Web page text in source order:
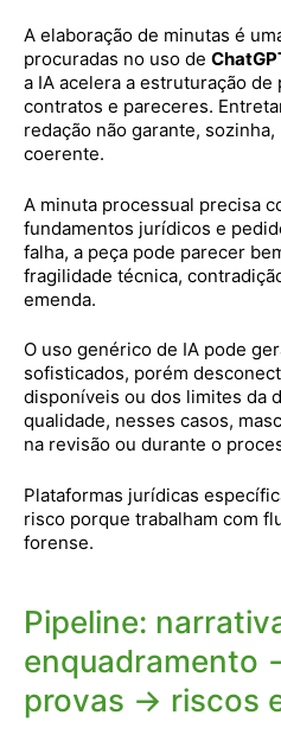
A elaboração de minutas é
procuradas no uso de
a IA acelera a estruturação
contratos e pareceres.
redação não garante,
coerente.
A minuta processual precisa
fundamentos jurídicos e
falha, a peça pode parecer
fragilidade técnica,
emenda.
O uso genérico de IA pode
sofisticados, porém
disponíveis ou dos limites da
qualidade, nesses casos,
na revisão ou durante o
Plataformas jurídicas
risco porque trabalham com
forense.
Pipeline:
enquadramento
provas → riscos